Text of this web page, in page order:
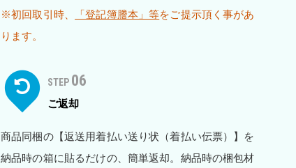
※初回取引時、
「登記簿謄本」等をご提示頂く事があ
ります。
STEP 06
ご返却
商品同梱の【返送用着払い送り状（着払い伝票）】を
納品時の箱に貼るだけの、簡単返却。納品時の梱包材